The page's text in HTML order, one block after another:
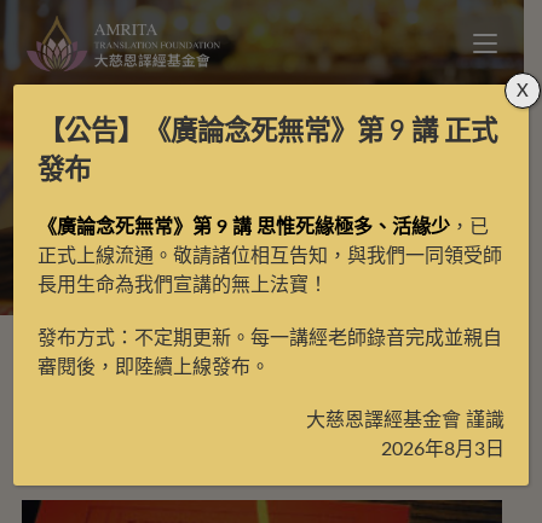
護持項目 > 每月定額護持
【公告】 《廣論念死無常》第 9 講正式
發布
《廣論念死無常》第 9 講 思惟死緣極多、活緣少 ，已
正式上線流通。敬請諸位相互告知，與我們一同領受師
長用生命為我們宣講的無上法寶！
發布方式：不定期更新。每一講經老師錄音完成並親自
審閱後，即陸續上線發布。
大慈恩譯經基金會 謹識
2026年8月3日
X